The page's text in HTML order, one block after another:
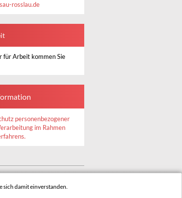
sich damit einverstanden.
rosslau.de
für Arbeit kommen Sie
personenbezogener
im Rahmen
IMPRESSUM